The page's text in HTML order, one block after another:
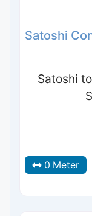
Satoshi
Satoshi
0 Meter